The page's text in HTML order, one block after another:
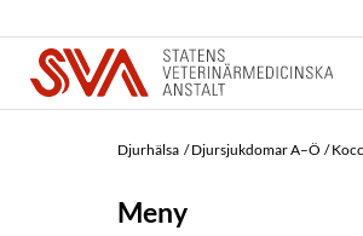
Djurhälsa Djursjukdomar A–Ö
Meny